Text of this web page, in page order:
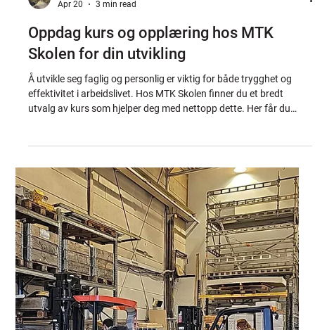
Jonathan
Apr 20
3 min read
Oppdag kurs og opplæring hos MTK
Skolen for din utvikling
Å utvikle seg faglig og personlig er viktig for både trygghet og
effektivitet i arbeidslivet. Hos MTK Skolen finner du et bredt
utvalg av kurs som hjelper deg med nettopp dette. Her får du
sertifisert maskin- og sikkerhetsopplæring som er tilpasset både
privatpersoner og bedrifter. Jeg vil her dele hvorfor disse kursene